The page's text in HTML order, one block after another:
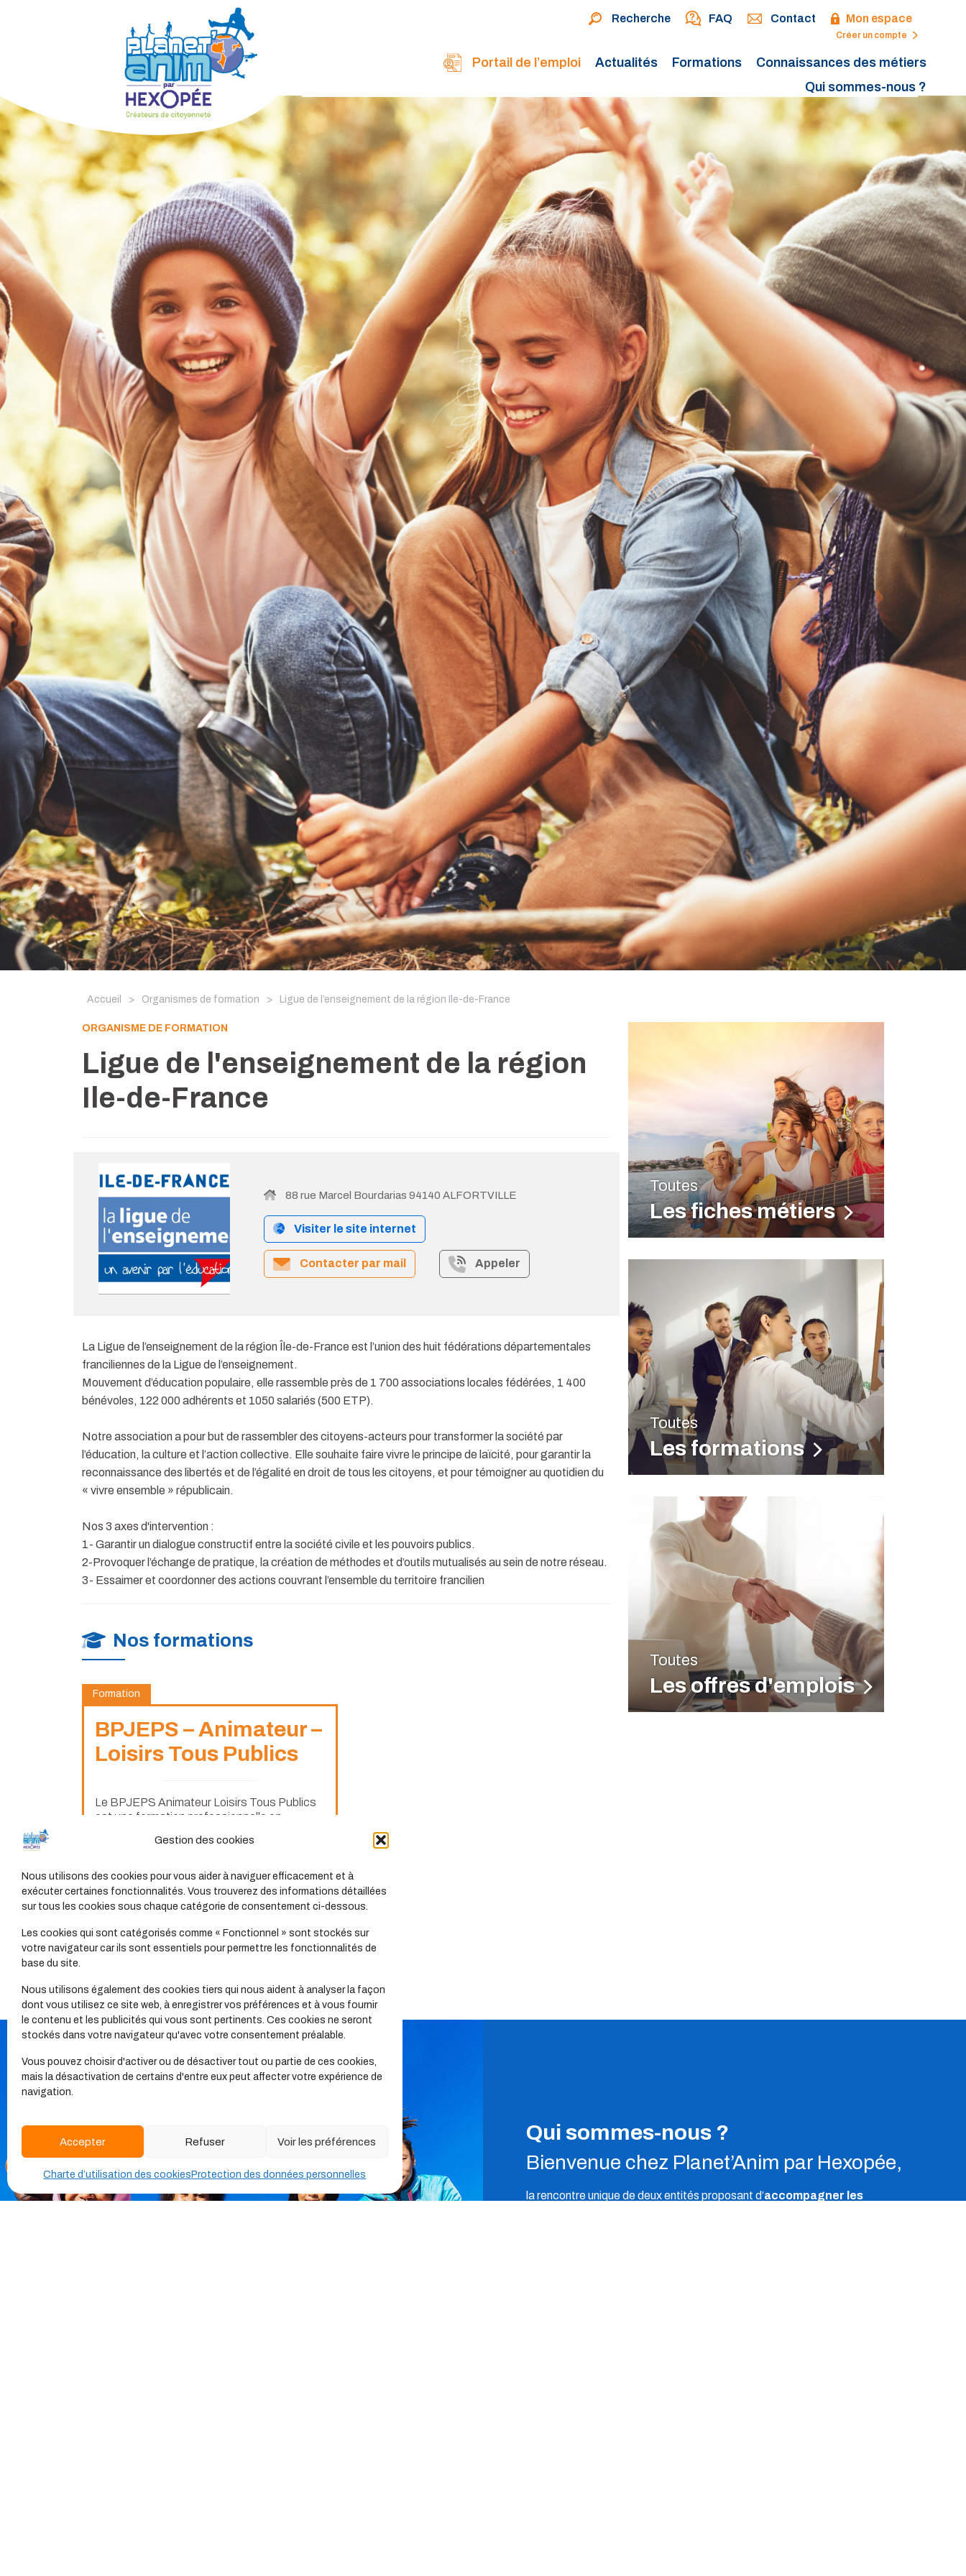
Gestion des cookies
Nous utilisons des cookies pour vous aider à naviguer efficacement et à
exécuter certaines fonctionnalités. Vous trouverez des informations détaillées
sur tous les cookies sous chaque catégorie de consentement ci-dessous.
Les cookies qui sont catégorisés comme « Fonctionnel » sont stockés sur
votre navigateur car ils sont essentiels pour permettre les fonctionnalités de
base du site.
Nous utilisons également des cookies tiers qui nous aident à analyser la façon
dont vous utilisez ce site web, à enregistrer vos préférences et à vous fournir
le contenu et les publicités qui vous sont pertinents. Ces cookies ne seront
stockés dans votre navigateur qu'avec votre consentement préalable.
Vous pouvez choisir d'activer ou de désactiver tout ou partie de ces cookies,
mais la désactivation de certains d'entre eux peut affecter votre expérience de
navigation.
Accepter Refuser Voir les préférences
Charte d’utilisation des cookies Protection des données personnelles
Recherche FAQ Contact Mon espace
Créer un compte
Portail de l’emploi Actualités Formations
Connaissances des métiers
Qui sommes-nous ?
Accueil > Organismes de formation > Ligue de l’enseignement de la région Ile-de-France
ORGANISME DE FORMATION
Ligue de l'enseignement de la région
Ile-de-France
88 rue Marcel Bourdarias 94140 ALFORTVILLE
Visiter le site internet
Contacter par mail Appeler
La Ligue de l’enseignement de la région Île-de-France est l’union des huit fédérations départementales
franciliennes de la Ligue de l’enseignement.
Mouvement d’éducation populaire, elle rassemble près de 1 700 associations locales fédérées, 1 400
bénévoles, 122 000 adhérents et 1050 salariés (500 ETP).
Notre association a pour but de rassembler des citoyens-acteurs pour transformer la société par
l’éducation, la culture et l’action collective. Elle souhaite faire vivre le principe de laïcité, pour garantir la
reconnaissance des libertés et de l’égalité en droit de tous les citoyens, et pour témoigner au quotidien du
« vivre ensemble » républicain.
Nos 3 axes d'intervention :
1- Garantir un dialogue constructif entre la société civile et les pouvoirs publics.
2-Provoquer l’échange de pratique, la création de méthodes et d’outils mutualisés au sein de notre réseau.
3- Essaimer et coordonner des actions couvrant l’ensemble du territoire francilien
Nos formations
Formation
BPJEPS – Animateur –
Loisirs Tous Publics
Le BPJEPS Animateur Loisirs Tous Publics
est une formation professionnelle en
niveau 4 et préparant aux métiers...
Toutes
Les fiches métiers
Toutes
Les formations
Toutes
Les offres d'emplois
Qui sommes-nous ?
Bienvenue chez Planet’Anim par Hexopée,
la rencontre unique de deux entités proposant d’accompagner les